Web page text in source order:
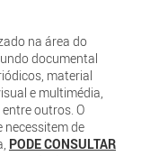
na área do
documental
material
e multimédia,
outros. O
necessitem de
PODE CONSULTAR